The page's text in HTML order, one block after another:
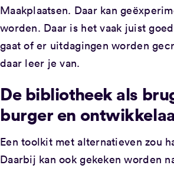
Maakplaatsen. Daar kan
worden. Daar is het vaak juist
gaat of er uitdagingen worden
daar leer je van.
De bibliotheek als
burger en
Een toolkit met alternatieven zou
Daarbij kan ook gekeken worden